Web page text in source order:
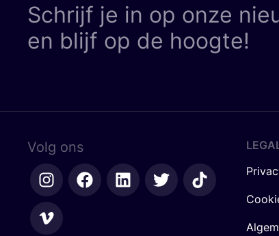
Schrijf je in op onze
en blijf op de hoogte!
Volg ons